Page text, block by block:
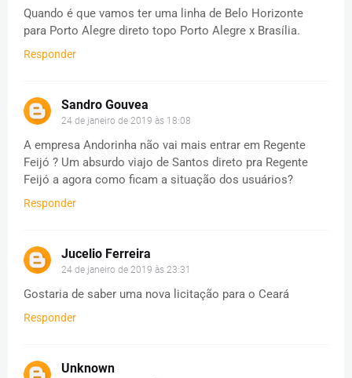
Quando é que vamos ter uma linha de Belo Horizonte
para Porto Alegre direto topo Porto Alegre x Brasília.
Responder
Sandro Gouvea
24 de janeiro de 2019 às 18:08
A empresa Andorinha não vai mais entrar em Regente
Feijó ? Um absurdo viajo de Santos direto pra Regente
Feijó a agora como ficam a situação dos usuários?
Responder
Jucelio Ferreira
24 de janeiro de 2019 às 23:31
Gostaria de saber uma nova licitação para o Ceará
Responder
Unknown